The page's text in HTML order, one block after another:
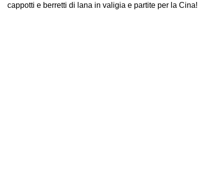
cappotti e berretti di lana in valigia e partite per la Cina!